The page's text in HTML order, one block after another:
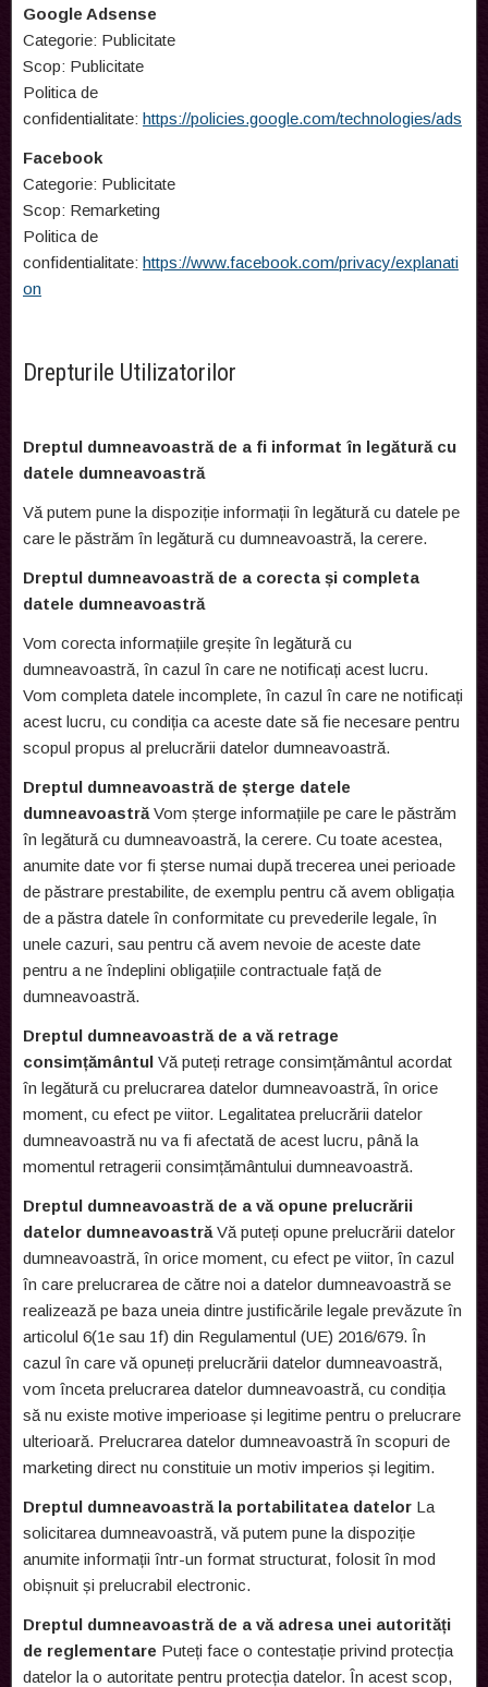
Google Adsense
Categorie: Publicitate
Scop: Publicitate
Politica de
confidentialitate: https://policies.google.com/technologies/ads
Facebook
Categorie: Publicitate
Scop: Remarketing
Politica de
confidentialitate: https://www.facebook.com/privacy/explanati
on
Drepturile Utilizatorilor
Dreptul dumneavoastră de a fi informat în legătură cu
datele dumneavoastră
Vă putem pune la dispoziție informații în legătură cu datele pe
care le păstrăm în legătură cu dumneavoastră, la cerere.
Dreptul dumneavoastră de a corecta și completa
datele dumneavoastră
Vom corecta informațiile greșite în legătură cu
dumneavoastră, în cazul în care ne notificați acest lucru.
Vom completa datele incomplete, în cazul în care ne notificați
acest lucru, cu condiția ca aceste date să fie necesare pentru
scopul propus al prelucrării datelor dumneavoastră.
Dreptul dumneavoastră de șterge datele
dumneavoastră Vom șterge informațiile pe care le păstrăm
în legătură cu dumneavoastră, la cerere. Cu toate acestea,
anumite date vor fi șterse numai după trecerea unei perioade
de păstrare prestabilite, de exemplu pentru că avem obligația
de a păstra datele în conformitate cu prevederile legale, în
unele cazuri, sau pentru că avem nevoie de aceste date
pentru a ne îndeplini obligațiile contractuale față de
dumneavoastră.
Dreptul dumneavoastră de a vă retrage
consimțământul Vă puteți retrage consimțământul acordat
în legătură cu prelucrarea datelor dumneavoastră, în orice
moment, cu efect pe viitor. Legalitatea prelucrării datelor
dumneavoastră nu va fi afectată de acest lucru, până la
momentul retragerii consimțământului dumneavoastră.
Dreptul dumneavoastră de a vă opune prelucrării
datelor dumneavoastră Vă puteți opune prelucrării datelor
dumneavoastră, în orice moment, cu efect pe viitor, în cazul
în care prelucrarea de către noi a datelor dumneavoastră se
realizează pe baza uneia dintre justificările legale prevăzute în
articolul 6(1e sau 1f) din Regulamentul (UE) 2016/679. În
cazul în care vă opuneți prelucrării datelor dumneavoastră,
vom înceta prelucrarea datelor dumneavoastră, cu condiția
să nu existe motive imperioase și legitime pentru o prelucrare
ulterioară. Prelucrarea datelor dumneavoastră în scopuri de
marketing direct nu constituie un motiv imperios și legitim.
Dreptul dumneavoastră la portabilitatea datelor La
solicitarea dumneavoastră, vă putem pune la dispoziție
anumite informații într-un format structurat, folosit în mod
obișnuit și prelucrabil electronic.
Dreptul dumneavoastră de a vă adresa unei autorități
de reglementare Puteți face o contestație privind protecția
datelor la o autoritate pentru protecția datelor. În acest scop,